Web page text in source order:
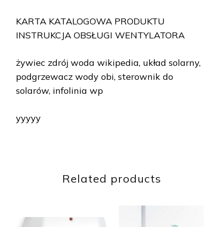
KARTA KATALOGOWA PRODUKTU
INSTRUKCJA OBSŁUGI WENTYLATORA
żywiec zdrój woda wikipedia, układ solarny,
podgrzewacz wody obi, sterownik do
solarów, infolinia wp
yyyyy
Related products